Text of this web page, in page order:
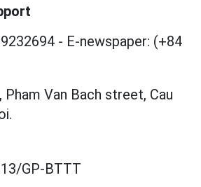
- E-newspaper: (+84
Pham Van Bach street, Cau
GP-BTTT